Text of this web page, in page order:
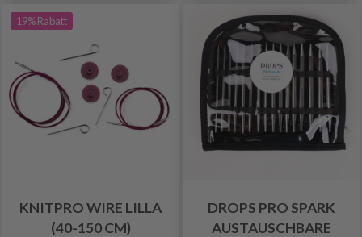
19% Rabatt
KNITPRO WIRE LILLA
(40-150 CM)
DROPS PRO SPARK
AUSTAUSCHBARE